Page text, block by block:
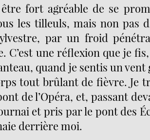
fort agréable de se
les tilleuls, mais non pas
par un froid
C’est une réflexion que je
quand je sentis un
tout brûlant de fièvre. Je
de l’Opéra, et, passant
et pris par le pont des
derrière moi.